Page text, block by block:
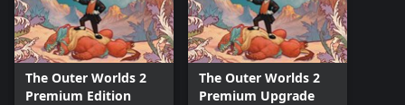
The Outer Worlds 2
Premium Edition
The Outer Worlds 2
Premium Upgrade